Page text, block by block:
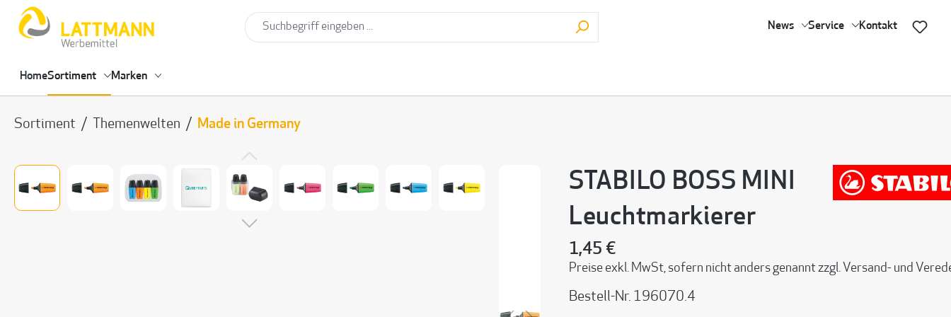
News
Service Kontakt
HomeSortiment Marken
Sortiment / Themenwelten / Made in Germany
STABILO BOSS MINI
Leuchtmarkierer
1,45 €
Preise exkl. MwSt, sofern nicht anders genannt zzgl. Versand- und
Bestell-Nr. 196070.4